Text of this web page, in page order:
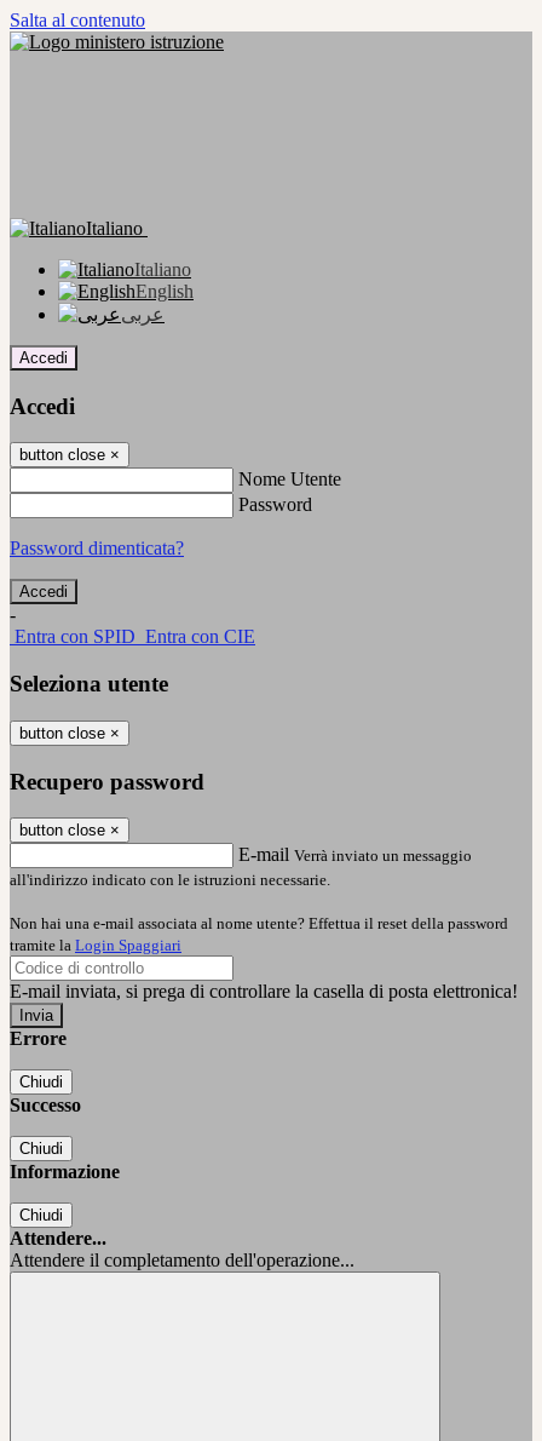
Salta al contenuto
Italiano
Italiano
English
عربى
Accedi
Accedi
button close ×
Nome Utente
Password
Password dimenticata?
-
Entra con SPID Entra con CIE
Seleziona utente
button close ×
Recupero password
button close ×
E-mail Verrà inviato un messaggio
all'indirizzo indicato con le istruzioni necessarie.
Non hai una e-mail associata al nome utente? Effettua il reset della password
tramite la Login Spaggiari
E-mail inviata, si prega di controllare la casella di posta elettronica!
Errore
Chiudi
Successo
Chiudi
Informazione
Chiudi
Attendere...
Attendere il completamento dell'operazione...